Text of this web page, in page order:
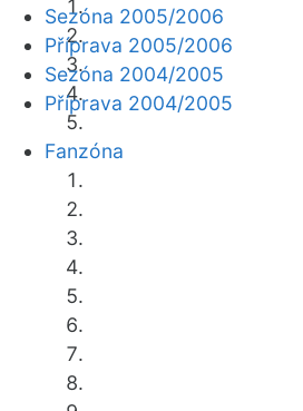
Fanzóna
Sezóna 2005/2006
Příprava 2005/2006
Sezóna 2004/2005
Příprava 2004/2005